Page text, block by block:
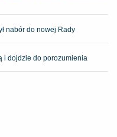
nabór do nowej Rady
i dojdzie do porozumienia